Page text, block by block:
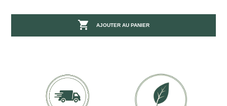
 AJOUTER AU PANIER